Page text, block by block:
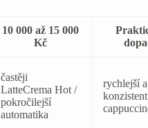
10 000 až 15 000
Kč
častěji
LatteCrema Hot /
pokročilejší
automatika
rychlejší a